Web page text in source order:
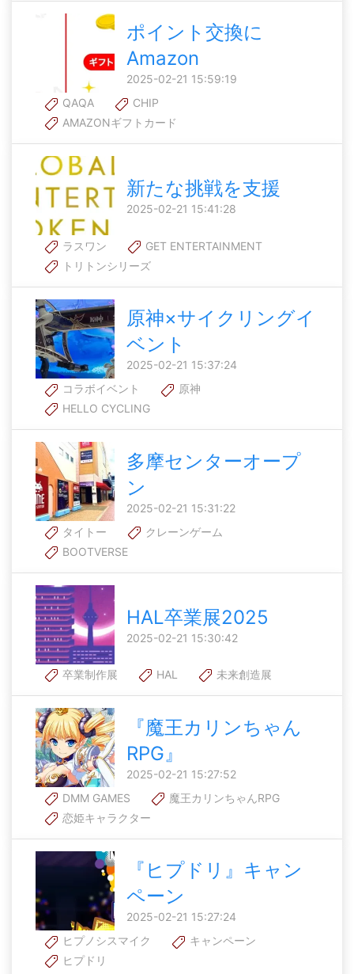
ポイント交換に
Amazon
2025-02-21 15:59:19
QAQA
CHIP
AMAZONギフトカード
新たな挑戦を支援
2025-02-21 15:41:28
ラスワン
GET ENTERTAINMENT
トリトンシリーズ
原神×サイクリングイ
ベント
2025-02-21 15:37:24
コラボイベント
原神
HELLO CYCLING
多摩センターオープ
ン
2025-02-21 15:31:22
タイトー
クレーンゲーム
BOOTVERSE
HAL卒業展2025
2025-02-21 15:30:42
卒業制作展 HAL 未来創造展
『魔王カリンちゃん
RPG』
2025-02-21 15:27:52
DMM GAMES
魔王カリンちゃんRPG
恋姫キャラクター
『ヒプドリ』キャン
ペーン
2025-02-21 15:27:24
ヒプノシスマイク
キャンペーン
ヒプドリ